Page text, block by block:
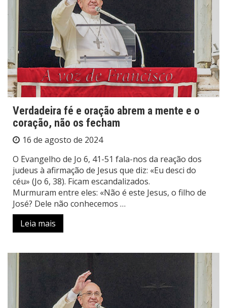
Verdadeira fé e oração abrem a mente e o
coração, não os fecham
16 de agosto de 2024
O Evangelho de Jo 6, 41-51 fala-nos da reação dos
judeus à afirmação de Jesus que diz: «Eu desci do
céu» (Jo 6, 38). Ficam escandalizados.
Murmuram entre eles: «Não é este Jesus, o filho de
José? Dele não conhecemos …
Leia mais